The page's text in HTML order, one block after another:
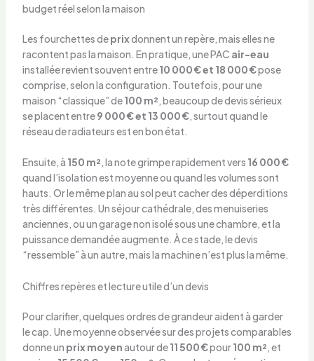
budget réel selon la maison
Les fourchettes deprixdonnent un repère, mais elles ne
racontent pas la maison. En pratique, une PAC air-eau
installée revient souvent entre10 000 € et 18 000 €pose
comprise, selon la configuration. Toutefois, pour une
maison “classique” de100 m², beaucoup de devis sérieux
se placent entre9 000 € et 13 000 €, surtout quand le
réseau de radiateurs est en bon état.
Ensuite, à 150 m², la note grimpe rapidement vers 16 000 €
quand l’isolation est moyenne ou quand les volumes sont
hauts. Or le même plan au sol peut cacher des déperditions
très différentes. Un séjour cathédrale, des menuiseries
anciennes, ou un garage non isolé sous une chambre, et la
puissance demandée augmente. À ce stade, le devis
“ressemble” à un autre, mais la machine n’est plus la même.
Chiffres repères et lecture utile d’un devis
Pour clarifier, quelques ordres de grandeur aident à garder
le cap. Une moyenne observée sur des projets comparables
donne un prix moyenautour de11 500 €pour100 m² , et